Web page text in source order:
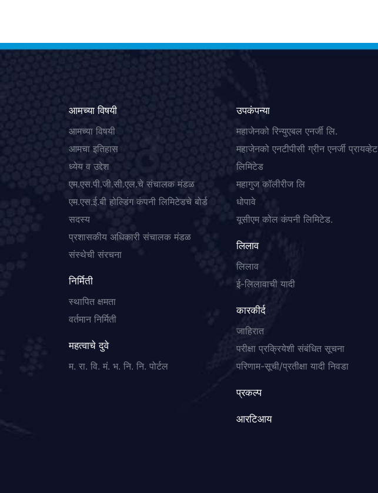
आमच्या विषयी
आमच्या विषयी
आमचा इतिहास
ध्येय व उद्देश
एम.एस.पी.जी.सी.एल.चे संचालक मंडळ
एम.एस.ई.बी होल्डिंग कंपनी लिमिटेडचे बोर्ड
सदस्य
प्रशासकीय अधिकारी संचालक मंडळ
संस्थेची संरचना
निर्मिती
स्थापित क्षमता
वर्तमान निर्मिती
महत्वाचे दुवे
म. रा. वि. मं. भ. नि. नि. पोर्टल
उपकंपन्या
महाजेनको रिन्युएबल एनर्जी लि.
महाजेनको एनटीपीसी ग्रीन एनर्जी प्रायव्हेट
लिमिटेड
महागुज कॉलीरीज लि
धोपावे
यूसीएम कोल कंपनी लिमिटेड.
लिलाव
लिलाव
ई-लिलावाची यादी
कारकीर्द
जाहिरात
परीक्षा प्रक्रियेशी संबंधित सूचना
परिणाम-सूची/प्रतीक्षा यादी निवडा
प्रकल्प
आरटिआय